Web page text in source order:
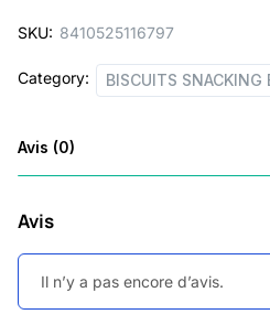
SKU: 8410525116797
Category: BISCUITS SNACKING
Avis (0)
Avis
Il n’y a pas encore d’avis.